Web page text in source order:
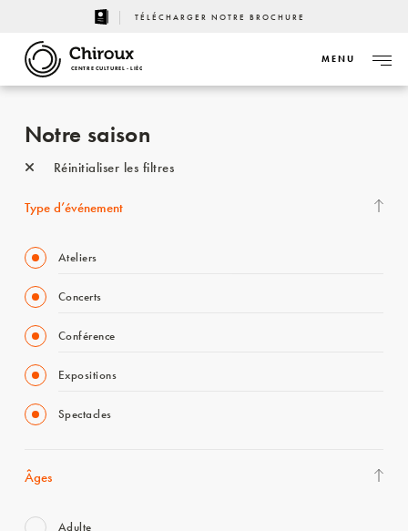
TÉLÉCHARGER NOTRE BROCHURE
CENTRE CULTUREL - LIÈGE
MENU
Notre saison
Réinitialiser les filtres
Type d’événement
Ateliers
Concerts
Conférence
Expositions
Spectacles
Âges
Adulte